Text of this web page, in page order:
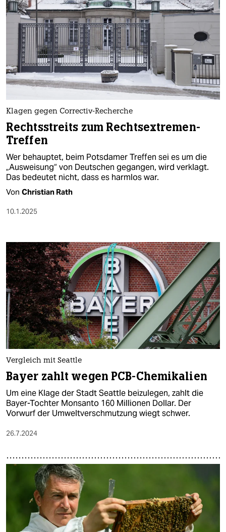
Klagen gegen Correctiv-Recherche
Rechtsstreits zum Rechtsextremen-
Treffen
Wer behauptet, beim Potsdamer Treffen sei es um die
„Ausweisung“ von Deutschen gegangen, wird verklagt.
Das bedeutet nicht, dass es harmlos war.
Von Christian Rath
10.1.2025
Vergleich mit Seattle
Bayer zahlt wegen PCB-Chemikalien
Um eine Klage der Stadt Seattle beizulegen, zahlt die
Bayer-Tochter Monsanto 160 Millionen Dollar. Der
Vorwurf der Umweltverschmutzung wiegt schwer.
26.7.2024